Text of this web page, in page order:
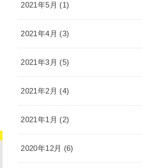
2021年5月 (1)
2021年4月 (3)
2021年3月 (5)
2021年2月 (4)
2021年1月 (2)
2020年12月 (6)